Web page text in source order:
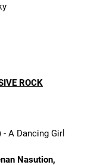
ROCK
A Dancing Girl
Nasution,